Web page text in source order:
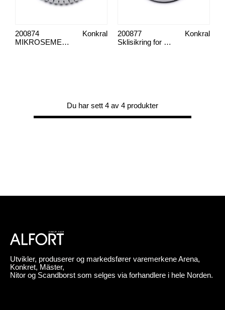
MIKROSEMENT SØLV SOL 150 SVART
Konkral
200874
Sklisikring for mikrosementskjerm 150
Konkral
200877
Du har sett 4 av 4 produkter
Utvikler, produserer og markedsfører varemerkene Arena,
Konkret, Mäster,
Nitor og Scandborst som selges via forhandlere i hele Norden.